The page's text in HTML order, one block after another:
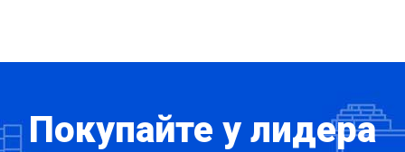
Покупайте у лидера